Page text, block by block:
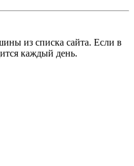
из списка сайта. Если в
каждый день.